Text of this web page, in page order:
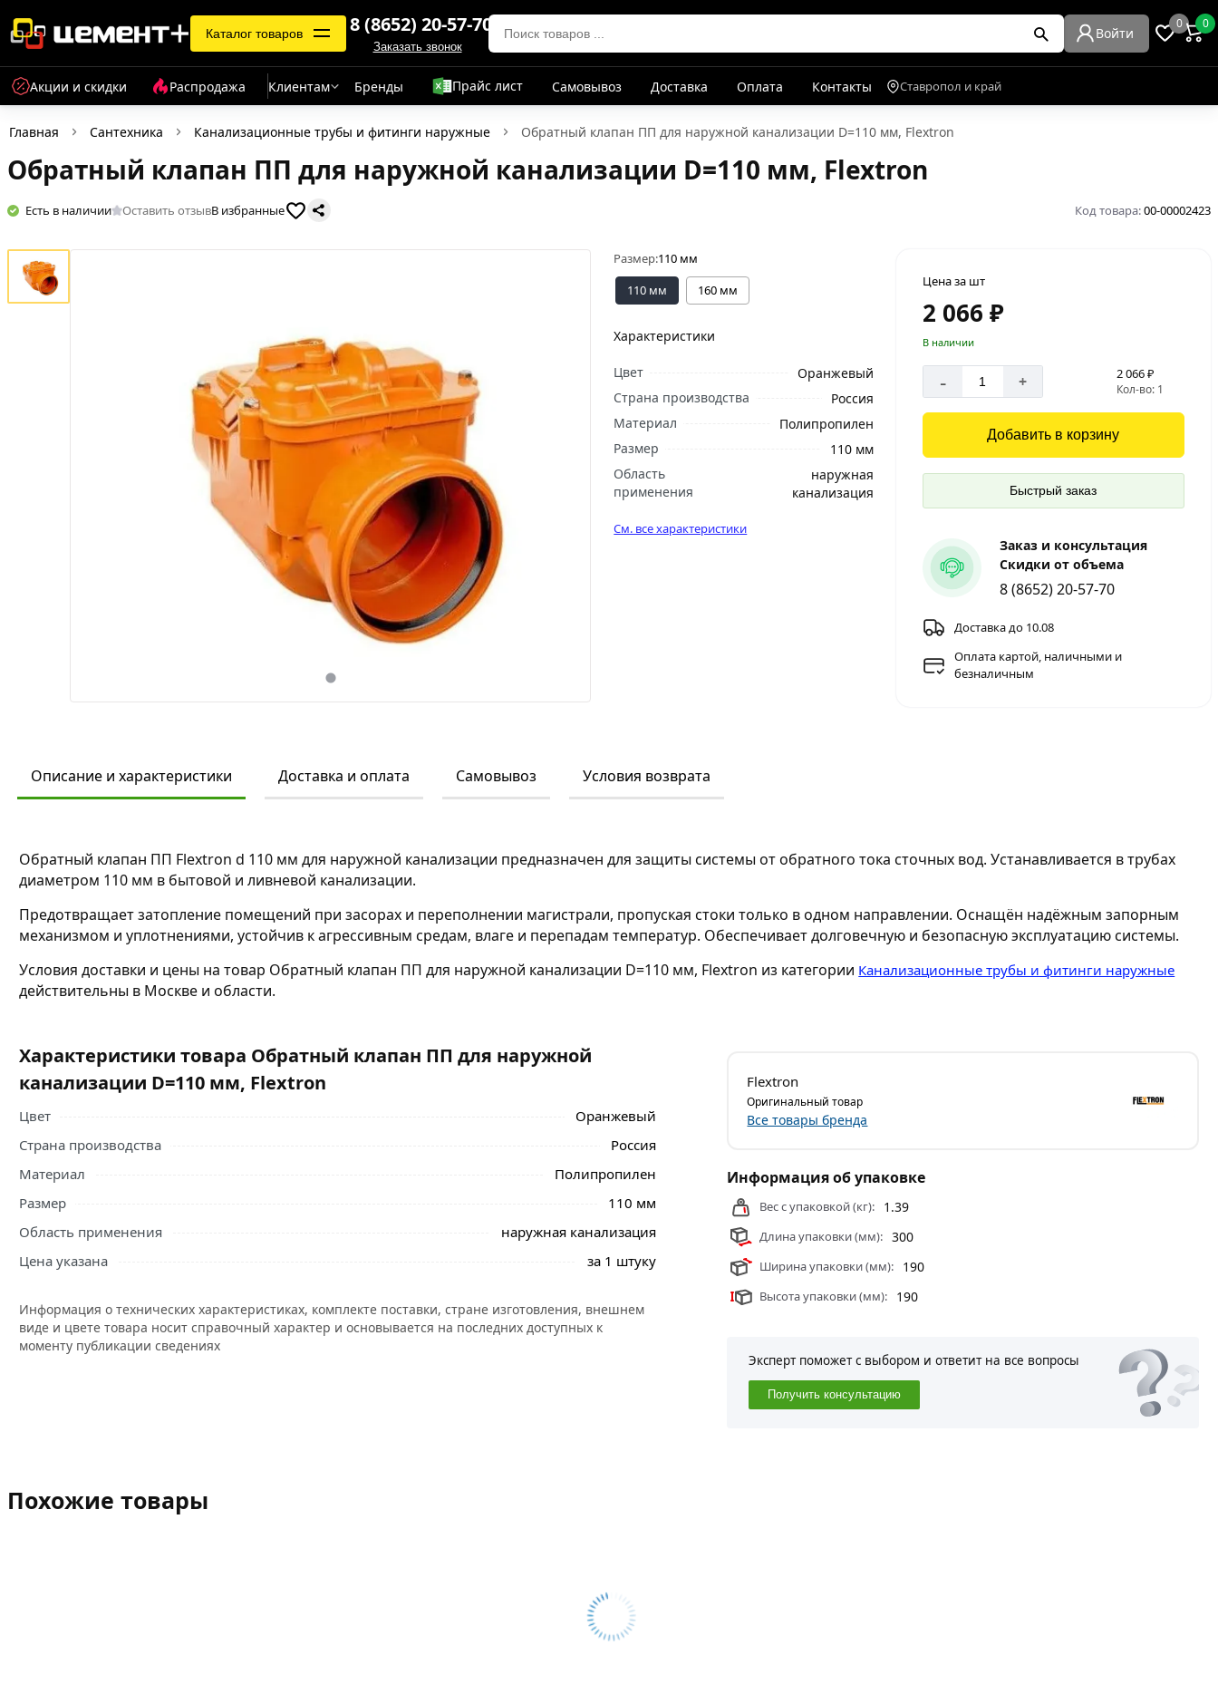
Каталог товаров 8 (8652) 20-57-70
Заказать звонок
Войти
0 0
Акции и скидки Распродажа Клиентам Бренды Прайс лист Самовывоз Доставка Оплата Контакты Ставропол и край
Главная Сантехника Канализационные трубы и фитинги наружные Обратный клапан ПП для наружной канализации D=110 мм, Flextron
Обратный клапан ПП для наружной канализации D=110 мм, Flextron
Есть в наличии Оставить отзывВ избранные Код товара:00-00002423
Размер:110 мм
110 мм
160 мм
Характеристики
Цвет
Оранжевый
Страна производства
Россия
Материал
Полипропилен
Размер
110 мм
Область
применения
наружная
канализация
См. все характеристики
Цена за шт
2 066 ₽
В наличии
- + 2 066 ₽
Кол-во: 1
Добавить в корзину
Быстрый заказ
Заказ и консультация
Скидки от объема
8 (8652) 20-57-70
Доставка до 10.08
Оплата картой, наличными и
безналичным
Описание и характеристики Доставка и оплата Самовывоз Условия возврата
Обратный клапан ПП Flextron d 110 мм для наружной канализации предназначен для защиты системы от обратного тока сточных вод. Устанавливается в трубах
диаметром 110 мм в бытовой и ливневой канализации.
Предотвращает затопление помещений при засорах и переполнении магистрали, пропуская стоки только в одном направлении. Оснащён надёжным запорным
механизмом и уплотнениями, устойчив к агрессивным средам, влаге и перепадам температур. Обеспечивает долговечную и безопасную эксплуатацию системы.
Условия доставки и цены на товар Обратный клапан ПП для наружной канализации D=110 мм, Flextron из категории Канализационные трубы и фитинги наружные
действительны в Москве и области.
Характеристики товара Обратный клапан ПП для наружной
канализации D=110 мм, Flextron
Цвет
Оранжевый
Страна производства
Россия
Материал
Полипропилен
Размер
110 мм
Область применения
наружная канализация
Цена указана
за 1 штуку
Информация о технических характеристиках, комплекте поставки, стране изготовления, внешнем
виде и цвете товара носит справочный характер и основывается на последних доступных к
моменту публикации сведениях
Flextron
Оригинальный товар
Все товары бренда
Информация об упаковке
Вес с упаковкой (кг): 1.39
Длина упаковки (мм): 300
Ширина упаковки (мм): 190
Высота упаковки (мм): 190
Эксперт поможет с выбором и ответит на все вопросы
Получить консультацию
Похожие товары